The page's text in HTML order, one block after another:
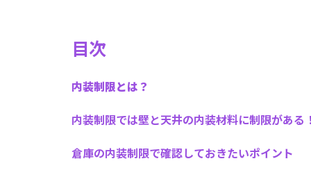
目次
内装制限とは？
内装制限では壁と天井の内装材料に制限がある！
倉庫の内装制限で確認しておきたいポイント